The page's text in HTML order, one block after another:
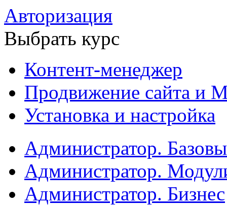
Авторизация
Выбрать курс
Контент-менеджер
Продвижение сайта и
Установка и настройка
Администратор.
Администратор.
Администратор. Бизнес